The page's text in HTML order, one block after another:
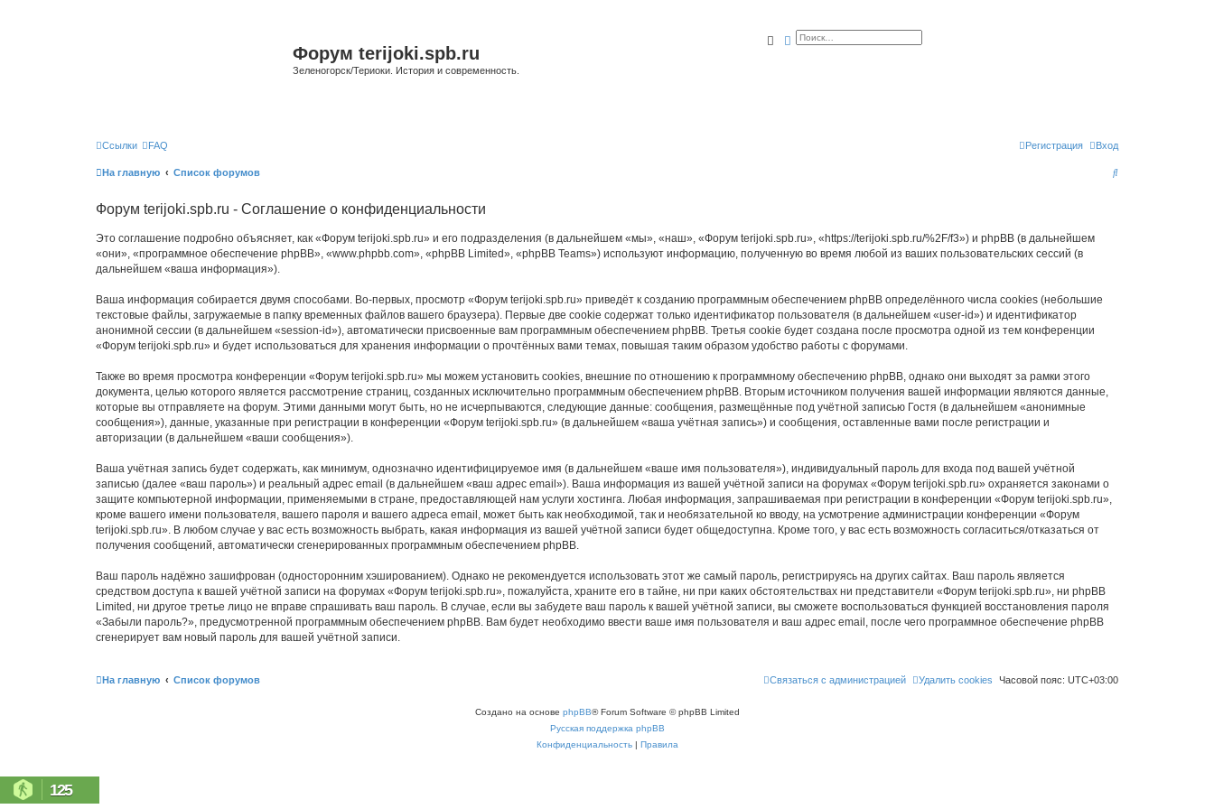
Форум terijoki.spb.ru
Зеленогорск/Териоки. История и современность.
ПоискРасширенный поиск
Ссылки FAQ Вход
Регистрация
На главную Список форумов
П
Форум terijoki.spb.ru - Соглашение о конфиденциальности
Это соглашение подробно объясняет, как «Форум terijoki.spb.ru» и его подразделения (в дальнейшем «мы», «наш», «Форум terijoki.spb.ru», «https://terijoki.spb.ru/%2F/f3») и phpBB (в дальнейшем
«они», «программное обеспечение phpBB», «www.phpbb.com», «phpBB Limited», «phpBB Teams») используют информацию, полученную во время любой из ваших пользовательских сессий (в
дальнейшем «ваша информация»).
Ваша информация собирается двумя способами. Во-первых, просмотр «Форум terijoki.spb.ru» приведёт к созданию программным обеспечением phpBB определённого числа cookies (небольшие
текстовые файлы, загружаемые в папку временных файлов вашего браузера). Первые две cookie содержат только идентификатор пользователя (в дальнейшем «user-id») и идентификатор
анонимной сессии (в дальнейшем «session-id»), автоматически присвоенные вам программным обеспечением phpBB. Третья cookie будет создана после просмотра одной из тем конференции
«Форум terijoki.spb.ru» и будет использоваться для хранения информации о прочтённых вами темах, повышая таким образом удобство работы с форумами.
Также во время просмотра конференции «Форум terijoki.spb.ru» мы можем установить cookies, внешние по отношению к программному обеспечению phpBB, однако они выходят за рамки этого
документа, целью которого является рассмотрение страниц, созданных исключительно программным обеспечением phpBB. Вторым источником получения вашей информации являются данные,
которые вы отправляете на форум. Этими данными могут быть, но не исчерпываются, следующие данные: сообщения, размещённые под учётной записью Гостя (в дальнейшем «анонимные
сообщения»), данные, указанные при регистрации в конференции «Форум terijoki.spb.ru» (в дальнейшем «ваша учётная запись») и сообщения, оставленные вами после регистрации и
авторизации (в дальнейшем «ваши сообщения»).
Ваша учётная запись будет содержать, как минимум, однозначно идентифицируемое имя (в дальнейшем «ваше имя пользователя»), индивидуальный пароль для входа под вашей учётной
записью (далее «ваш пароль») и реальный адрес email (в дальнейшем «ваш адрес email»). Ваша информация из вашей учётной записи на форумах «Форум terijoki.spb.ru» охраняется законами о
защите компьютерной информации, применяемыми в стране, предоставляющей нам услуги хостинга. Любая информация, запрашиваемая при регистрации в конференции «Форум terijoki.spb.ru»,
кроме вашего имени пользователя, вашего пароля и вашего адреса email, может быть как необходимой, так и необязательной ко вводу, на усмотрение администрации конференции «Форум
terijoki.spb.ru». В любом случае у вас есть возможность выбрать, какая информация из вашей учётной записи будет общедоступна. Кроме того, у вас есть возможность согласиться/отказаться от
получения сообщений, автоматически сгенерированных программным обеспечением phpBB.
Ваш пароль надёжно зашифрован (односторонним хэшированием). Однако не рекомендуется использовать этот же самый пароль, регистрируясь на других сайтах. Ваш пароль является
средством доступа к вашей учётной записи на форумах «Форум terijoki.spb.ru», пожалуйста, храните его в тайне, ни при каких обстоятельствах ни представители «Форум terijoki.spb.ru», ни phpBB
Limited, ни другое третье лицо не вправе спрашивать ваш пароль. В случае, если вы забудете ваш пароль к вашей учётной записи, вы сможете воспользоваться функцией восстановления пароля
«Забыли пароль?», предусмотренной программным обеспечением phpBB. Вам будет необходимо ввести ваше имя пользователя и ваш адрес email, после чего программное обеспечение phpBB
сгенерирует вам новый пароль для вашей учётной записи.
На главную Список форумов Часовой пояс: UTC+03:00
Удалить cookies
Связаться с администрацией
Создано на основе phpBB® Forum Software © phpBB Limited
Русская поддержка phpBB
Конфиденциальность| Правила
125